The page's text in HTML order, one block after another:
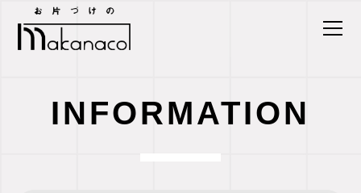
INFORMATION